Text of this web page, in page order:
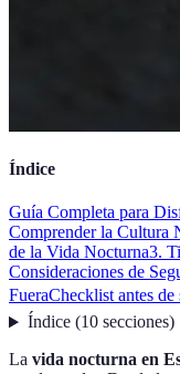
Índice
Guía Completa para
Comprender la Cultura
de la Vida Nocturna3.
Consideraciones de
FueraChecklist antes de
Índice(10 secciones)
La vida nocturna en